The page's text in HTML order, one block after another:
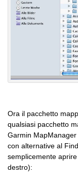
Ora il pacchetto
qualsiasi pacchetto
Garmin
con alternative al
semplicemente
destro):